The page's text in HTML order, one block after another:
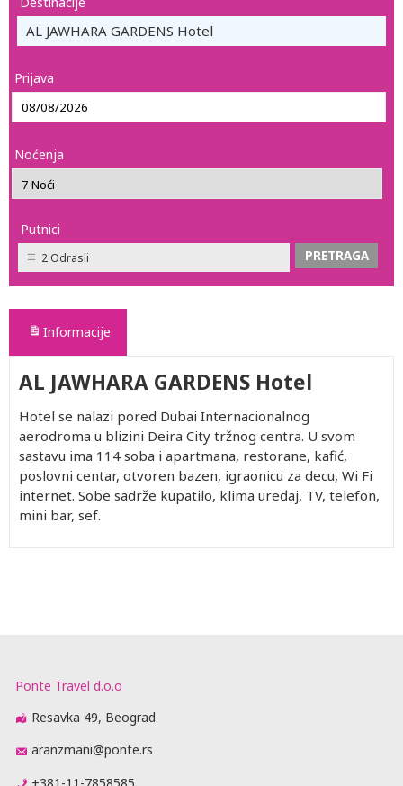
AL JAWHARA GARDENS Hotel
Prijava
Noćenja
Putnici
2 Odrasli
Informacije
AL JAWHARA GARDENS Hotel
Hotel se nalazi pored Dubai Internacionalnog
aerodroma u blizini Deira City tržnog centra. U svom
sastavu ima 114 soba i apartmana, restorane, kafić,
poslovni centar, otvoren bazen, igraonicu za decu, Wi Fi
internet. Sobe sadrže kupatilo, klima uređaj, TV, telefon,
mini bar, sef.
Ponte Travel d.o.o
Resavka 49, Beograd
aranzmani@ponte.rs
+381-11-7858585